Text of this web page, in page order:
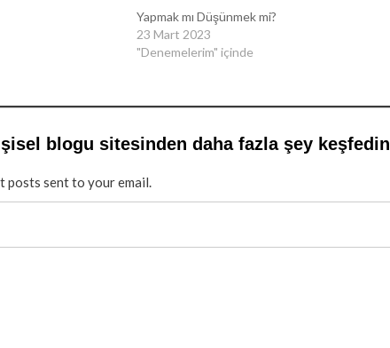
Yapmak mı Düşünmek mi?
23 Mart 2023
"Denemelerim" içinde
blogu sitesinden daha fazla şey keşfedin
posts sent to your email.